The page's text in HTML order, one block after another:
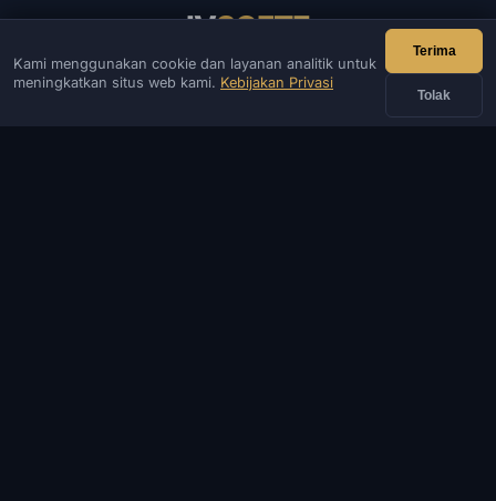
IVSOFTE
IVSOFTE — toko perangkat lunak. Kami menyediakan layanan
instalasi dan peluncuran perangkat lunak.
Kami menggunakan cookie dan layanan analitik untuk
meningkatkan situs web kami. Kebijakan Privasi
Terima
Tolak